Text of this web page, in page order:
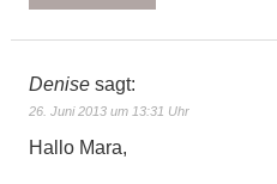
Denise sagt:
26. Juni 2013 um 13:31 Uhr
Hallo Mara,